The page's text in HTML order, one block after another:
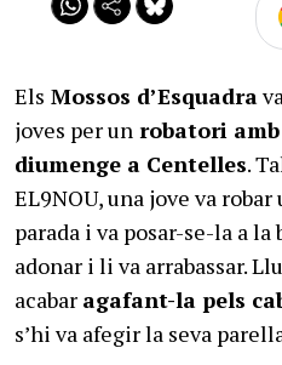
Els Mossos d’Esquadra
joves per un robatori
diumenge a Centelles.
EL9NOU, una jove va robar
parada i va posar-se-la a la
adonar i li va arrabassar.
acabar agafant-la pels
s’hi va afegir la seva